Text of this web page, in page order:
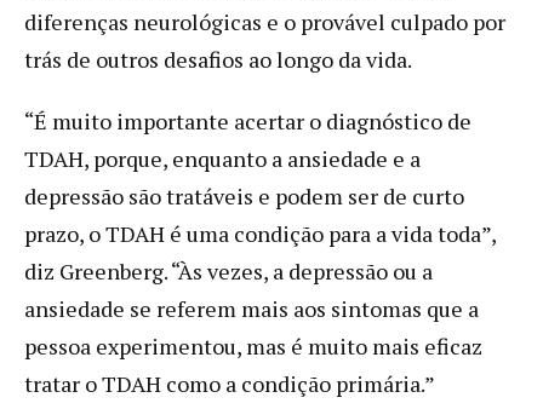
diferenças neurológicas e o provável culpado por
trás de outros desafios ao longo da vida.
“É muito importante acertar o diagnóstico de
TDAH, porque, enquanto a ansiedade e a
depressão são tratáveis e podem ser de curto
prazo, o TDAH é uma condição para a vida toda”,
diz Greenberg. “Às vezes, a depressão ou a
ansiedade se referem mais aos sintomas que a
pessoa experimentou, mas é muito mais eficaz
tratar o TDAH como a condição primária.”